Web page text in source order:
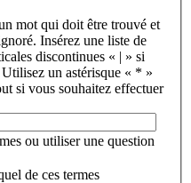
mot qui doit être trouvé et
Insérez une liste de
discontinues « | » si
un astérisque « * »
si vous souhaitez effectuer
ou utiliser une question
de ces termes